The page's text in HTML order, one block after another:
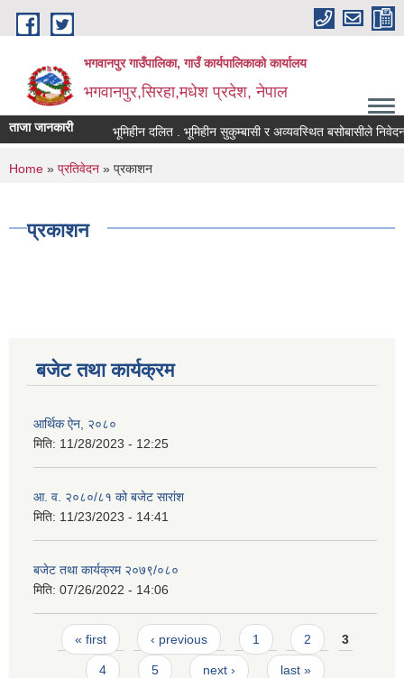
Skip to main content
भगवानपुर गाउँपालिका, गाउँ कार्यपालिकाको कार्यालय
भगवानपुर,सिरहा,मधेश प्रदेश, नेपाल
ताजा जानकारी भूमिहीन दलित . भूमिहीन सुकुम्बासी र अव्यवस्थित बसोबासीले निवेदन
You are here
Home » प्रतिवेदन » प्रकाशन
प्रकाशन
बजेट तथा कार्यक्रम
आर्थिक ऐन, २०८०
मिति: 11/28/2023 - 12:25
आ. व. २०८०/८१ को बजेट सारांश
मिति: 11/23/2023 - 14:41
बजेट तथा कार्यक्रम २०७९/०८०
मिति: 07/26/2022 - 14:06
Pages
« first ‹ previous 1 2 3
4 5 next › last »